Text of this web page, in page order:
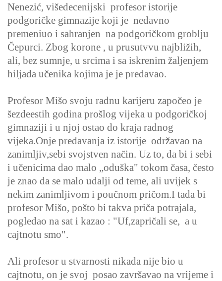
Nenezić, višedecenijski profesor istorije
podgoričke gimnazije koji je nedavno
premeniuo i sahranjen na podgoričkom groblju
Čepurci. Zbog korone , u prusutvvu najbližih,
ali, bez sumnje, u srcima i sa iskrenim žaljenjem
hiljada učenika kojima je je predavao.
Profesor Mišo svoju radnu karijeru započeo je
šezdeestih godina prošlog vijeka u podgoričkoj
gimnaziji i u njoj ostao do kraja radnog
vijeka.Onje predavanja iz istorije održavao na
zanimljiv,sebi svojstven način. Uz to, da bi i sebi
i učenicima dao malo „oduška" tokom časa, često
je znao da se malo udalji od teme, ali uvijek s
nekim zanimljivom i poučnom pričom.I tada bi
profesor Mišo, pošto bi takva priča potrajala,
pogledao na sat i kazao : "Uf,zapričali se, a u
cajtnotu smo".
Ali profesor u stvarnosti nikada nije bio u
cajtnotu, on je svoj posao završavao na vrijeme i